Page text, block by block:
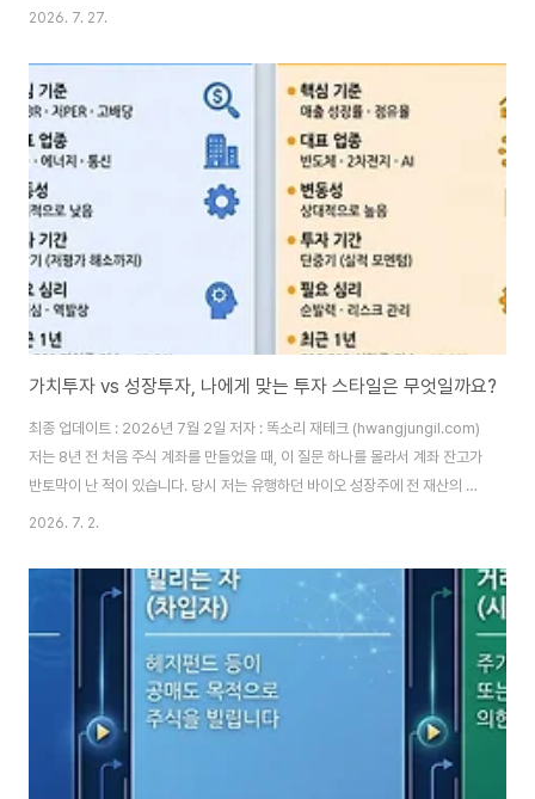
번을 반복하다 보니 계좌는 조금씩 줄어들었고, 정작 왜 오르고 왜 내리는지는
매 방식이 초보 투자자를 가장 쉽게 무너뜨리는 함정이라는 점입니다. 가격은
언제든 조작된 것처럼 보이는 착시를 만들어낼 수 있습니다. 거래량이 뒷받침
되지 않은 상승은 며칠 안에 힘없이 꺾이는 경우가 많고, 그 사실을 모른 채 뒤
늦게 따라 들어간 투자자는 고점에서 물리는 경험을 하게 됩니다. 실제로 저..
2026. 7. 27.
가치투자 vs 성장투자, 나에게 맞는 투자 스타일은 무엇일까요?
최종 업데이트 : 2026년 7월 2일 저자 : 똑소리 재테크 (hwangjungil.com)
저는 8년 전 처음 주식 계좌를 만들었을 때, 이 질문 하나를 몰라서 계좌 잔고가
반토막이 난 적이 있습니다. 당시 저는 유행하던 바이오 성장주에 전 재산의 절
반을 넣었고, 6개월 만에 -48%라는 숫자를 눈으로 확인해야 했습니다. 그 이
으로 주식을 샀기 때문입니다.많은 초보 투자자들이 저와 같은 실수를 반복합
니다. 가치투자와 성장투자라는 용어는 들어봤지만, 정작 두 스타일의 차이를
정확히 이해하지 못한 채 투자를 시작합니다. 그래서 시장이 흔들릴 때마다 원
칙 없이 흔들리고, 결국 손실을 확정 짓는 매도 버튼을 누르게 됩니다.투자 스
2026. 7. 2.